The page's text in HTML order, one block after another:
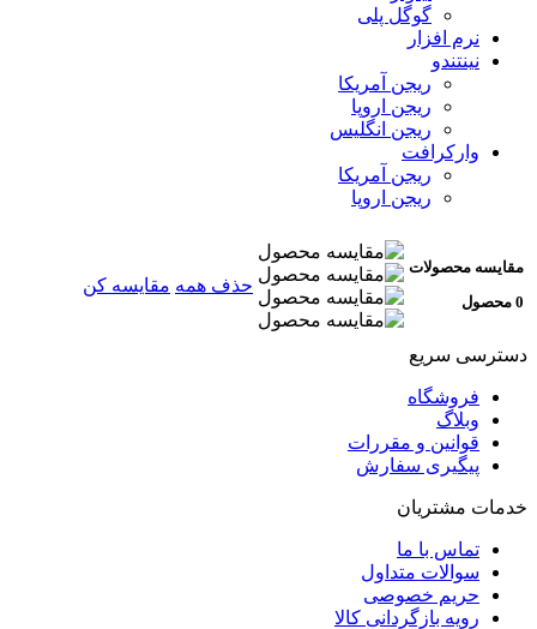
گوگل پلی
نرم افزار
نینتندو
ریجن آمریکا
ریجن اروپا
ریجن انگلیس
وارکرافت
ریجن آمریکا
ریجن اروپا
مقایسه محصولات
0 محصول
حذف همه مقایسه کن
دسترسی سریع
فروشگاه
وبلاگ
قوانین و مقررات
پیگیری سفارش
خدمات مشتریان
تماس با ما
سوالات متداول
حریم خصوصی
رویه بازگردانی کالا